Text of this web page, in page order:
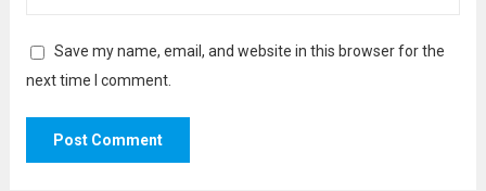
Save my name, email, and website in this browser for the
next time I comment.